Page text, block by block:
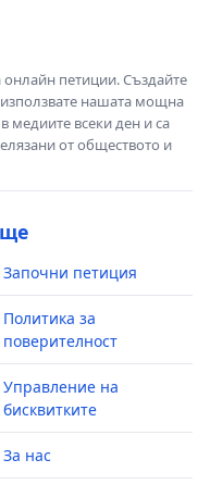
онлайн петиции. Създайте
нашата мощна
медиите всеки ден и са
от обществото и
Започни петиция
Политика за
поверителност
Управление на
бисквитките
За нас